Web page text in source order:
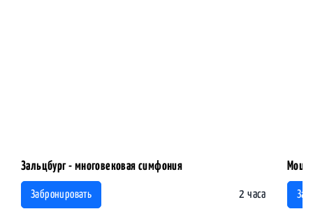
Зальцбург - многовековая симфония
Забронировать 2 часа